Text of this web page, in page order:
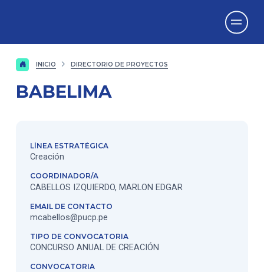
INICIO DIRECTORIO DE PROYECTOS
BABELIMA
LÍNEA ESTRATÉGICA
Creación
COORDINADOR/A
CABELLOS IZQUIERDO, MARLON EDGAR
EMAIL DE CONTACTO
mcabellos@pucp.pe
TIPO DE CONVOCATORIA
CONCURSO ANUAL DE CREACIÓN
CONVOCATORIA